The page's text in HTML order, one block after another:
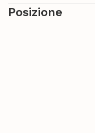
L'affascinante Piazza
Posizione